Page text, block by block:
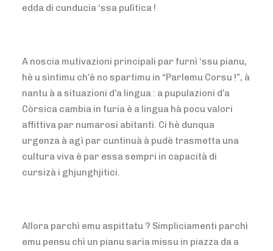
edda di cunducia ‘ssa pulìtica !
A noscia mutivazioni principali par furnì ‘ssu pianu,
hè u sìntimu ch’è no spartimu in “Parlemu Corsu !”, à
nantu à a situazioni d’a lingua : a pupulazioni d’a
Còrsica cambia in furia è a lingua hà pocu valori
affittiva par numarosi abitanti. Ci hè dunqua
urgenza à agì par cuntinuà à pudè trasmetta una
cultura viva è par essa sempri in capacità di
cursizà i ghjunghjitici.
Allora parchì emu aspittatu ? Simpliciamenti parchì
emu pensu chì un pianu sarìa missu in piazza da a